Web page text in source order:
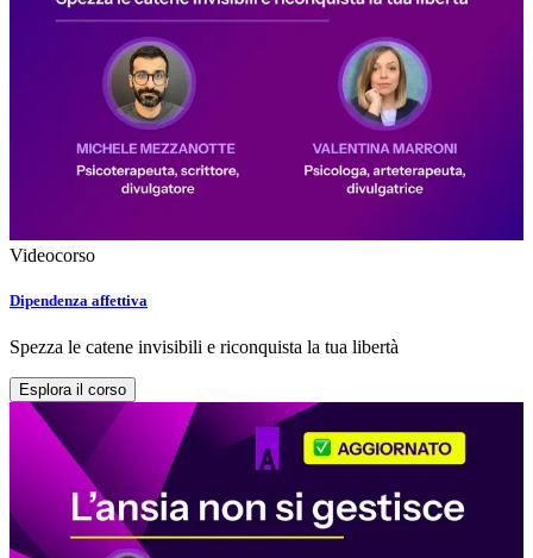
Videocorso
Dipendenza affettiva
Spezza le catene invisibili e riconquista la tua libertà
Esplora il corso